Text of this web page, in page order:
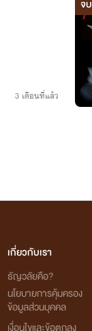
3 เดือนที่แล้ว
จบ
เกี่ยวกับเรา
ธัญวลัยคือ?
นโยบายการคุ้มครอง
ข้อมูลส่วนบุคคล